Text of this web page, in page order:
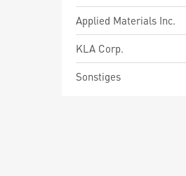
Applied Materials Inc.
KLA Corp.
Sonstiges